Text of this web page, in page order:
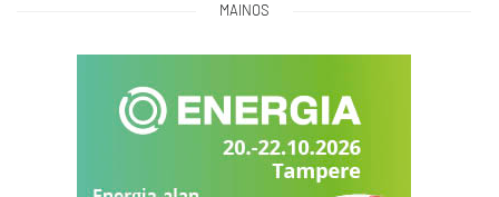
MAINOS